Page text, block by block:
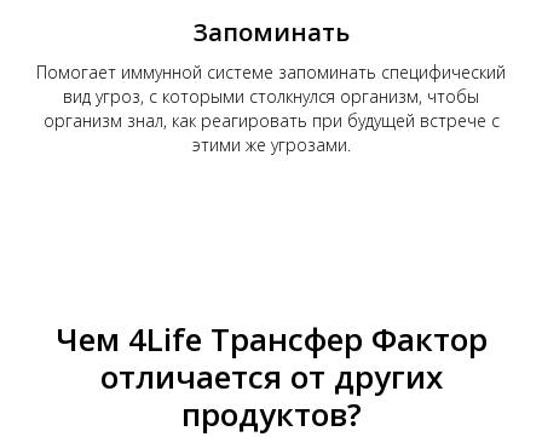
Запоминать
Помогает иммунной системе запоминать специфический
вид угроз, с которыми столкнулся организм, чтобы
организм знал, как реагировать при будущей встрече с
этими же угрозами.
Чем 4Life Трансфер Фактор
отличается от других
продуктов?